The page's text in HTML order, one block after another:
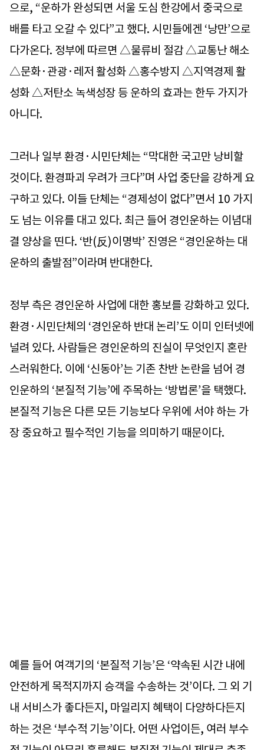
으로, “운하가 완성되면 서울 도심 한강에서 중국으로
배를 타고 오갈 수 있다”고 했다. 시민들에겐 ‘낭만’으로
다가온다. 정부에 따르면 △물류비 절감 △교통난 해소
△문화·관광·레저 활성화 △홍수방지 △지역경제 활
성화 △저탄소 녹색성장 등 운하의 효과는 한두 가지가
아니다.
그러나 일부 환경·시민단체는 “막대한 국고만 낭비할
것이다. 환경파괴 우려가 크다”며 사업 중단을 강하게 요
구하고 있다. 이들 단체는 “경제성이 없다”면서 10 가지
도 넘는 이유를 대고 있다. 최근 들어 경인운하는 이념대
결 양상을 띤다. ‘반(反)이명박’ 진영은 “경인운하는 대
운하의 출발점”이라며 반대한다.
정부 측은 경인운하 사업에 대한 홍보를 강화하고 있다.
환경·시민단체의 ‘경인운하 반대 논리’도 이미 인터넷에
널려 있다. 사람들은 경인운하의 진실이 무엇인지 혼란
스러워한다. 이에 ‘신동아’는 기존 찬반 논란을 넘어 경
인운하의 ‘본질적 기능’에 주목하는 ‘방법론’을 택했다.
본질적 기능은 다른 모든 기능보다 우위에 서야 하는 가
장 중요하고 필수적인 기능을 의미하기 때문이다.
예를 들어 여객기의 ‘본질적 기능’은 ‘약속된 시간 내에
안전하게 목적지까지 승객을 수송하는 것’이다. 그 외 기
내 서비스가 좋다든지, 마일리지 혜택이 다양하다든지
하는 것은 ‘부수적 기능’이다. 어떤 사업이든, 여러 부수